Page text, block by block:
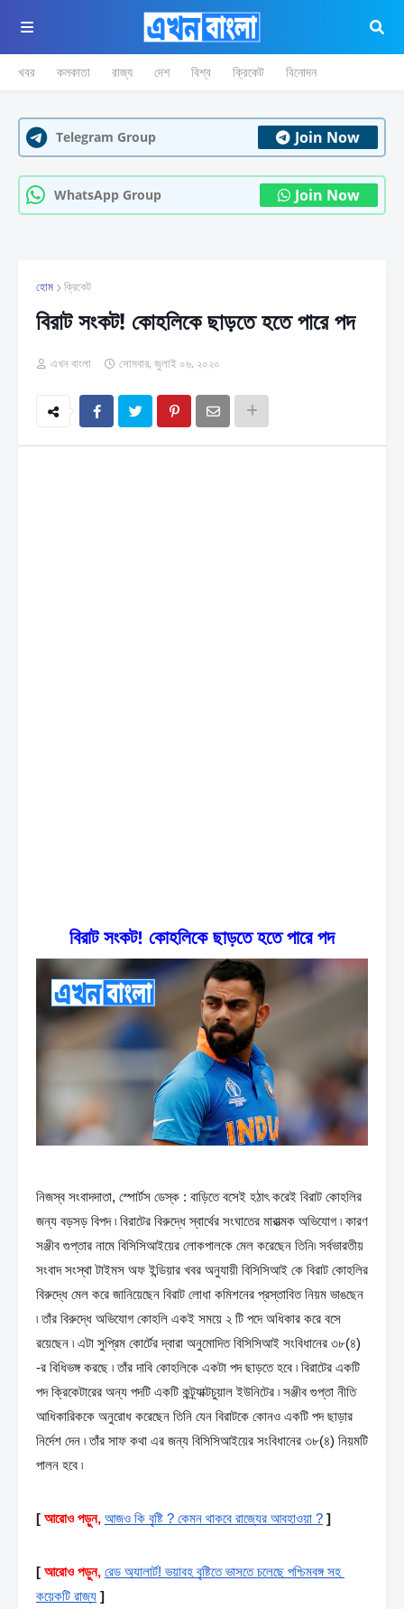
খবর কলকাতা রাজ্য দেশ বিশ্ব ক্রিকেট বিনোদন
Telegram Group Join Now
WhatsApp Group Join Now
হোম ক্রিকেট
বিরাট সংকট! কোহলিকে ছাড়তে হতে পারে পদ
এখন বাংলা সোমবার, জুলাই ০৬, ২০২০
বিরাট সংকট! কোহলিকে ছাড়তে হতে পারে পদ
নিজস্ব সংবাদদাতা, স্পোর্টস ডেস্ক : বাড়িতে বসেই হঠাৎ করেই বিরাট কোহলির
জন্য বড়সড় বিপদ ৷ বিরাটের বিরুদ্ধে স্বার্থের সংঘাতের মারাত্মক অভিযোগ ৷ কারণ
সঞ্জীব গুপ্তার নামে বিসিসিআইয়ের লোকপালকে মেল করেছেন তিনি৷ সর্বভারতীয়
সংবাদ সংস্থা টাইমস অফ ইন্ডিয়ার খবর অনুযায়ী বিসিসিআই কে বিরাট কোহলির
বিরুদ্ধে মেল করে জানিয়েছেন বিরাট লোধা কমিশনের প্রস্তাবিত নিয়ম ভাঙছেন
৷ তাঁর বিরুদ্ধে অভিযোগ কোহলি একই সময়ে ২ টি পদে অধিকার করে বসে
রয়েছেন ৷ এটা সুপ্রিম কোর্টের দ্বারা অনুমোদিত বিসিসিআই সংবিধানের ৩৮(৪)
-র বিধিভঙ্গ করছে ৷ তাঁর দাবি কোহলিকে একটা পদ ছাড়তে হবে ৷ বিরাটের একটি
পদ ক্রিকেটারের অন্য পদটি একটি কন্ট্র্যাক্টচুয়াল ইউনিটের ৷ সঞ্জীব গুপ্তা নীতি
আধিকারিককে অনুরোধ করেছেন তিনি যেন বিরাটকে কোনও একটি পদ ছাড়ার
নির্দেশ দেন ৷ তাঁর সাফ কথা এর জন্য বিসিসিআইয়ের সংবিধানের ৩৮(৪) নিয়মটি
পালন হবে ৷
[ আরোও পড়ুন, আজও কি বৃষ্টি ? কেমন থাকবে রাজ্যের আবহাওয়া ? ]
[ আরোও পড়ুন, রেড অ্যালার্ট! ভয়াবহ বৃষ্টিতে ভাসতে চলেছে পশ্চিমবঙ্গ সহ
কয়েকটি রাজ্য ]